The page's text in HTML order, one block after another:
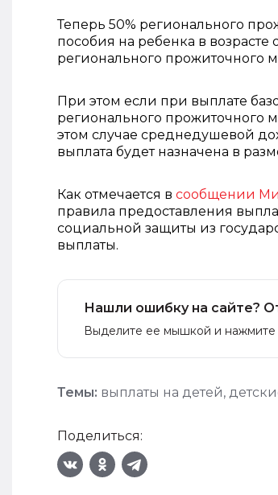
Теперь 50% регионального
пособия на ребенка в
регионального прожиточного
При этом если при выплате
регионального прожиточного
этом случае среднедушевой
выплата будет назначена в
Как отмечается в сообщении
правила предоставления
социальной защиты из
выплаты.
Нашли ошибку на сайте?
Выделите ее мышкой и нажмите
Темы: выплаты на детей,
Поделиться: